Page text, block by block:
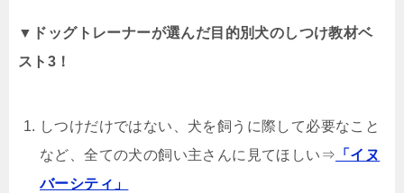
▼ドッグトレーナーが選んだ目的別犬のしつけ教材ベ
スト3！
しつけだけではない、犬を飼うに際して必要なこと
など、全ての犬の飼い主さんに見てほしい⇒ 「イヌ
バーシティ」